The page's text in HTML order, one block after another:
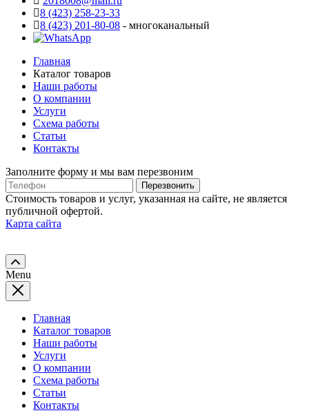
8 (423) 258-23-33
8 (423) 201-80-08 - многоканальный
Главная
Каталог товаров
Наши работы
О компании
Услуги
Схема работы
Статьи
Контакты
Заполните форму и мы вам перезвоним
Телефон
Перезвонить
Стоимость товаров и услуг, указанная на сайте, не является
публичной офертой.
Карта сайта
Menu
Главная
Каталог товаров
Наши работы
Услуги
О компании
Схема работы
Статьи
Контакты